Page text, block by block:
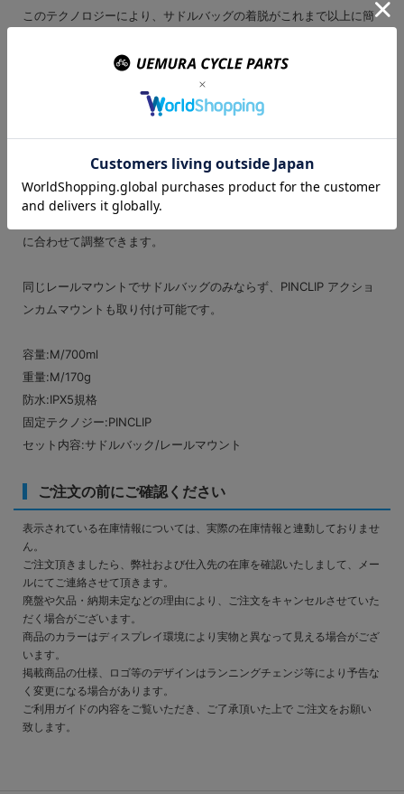
このテクノロジーにより、サドルバッグの着脱がこれまで以上に簡
実用性を考えられたデザインは、ライドに必要な携帯ツール、スペ
アチューブだけでなく鍵や小さな財布など個人用アイテムも収納で
ングを邪魔しません。
バック自体もFIDLOCK のV-バックル S を使用したロールトップク
ロージャーにより、簡単に確実に閉じることができ、バッグの中身
に合わせて調整できます。
同じレールマウントでサドルバッグのみならず、PINCLIP アクショ
ンカムマウントも取り付け可能です。
容量:M/700ml
重量:M/170g
防水:IPX5規格
固定テクノジー:PINCLIP
セット内容:サドルバック/レールマウント
ご注文の前にご確認ください
表示されている在庫情報については、実際の在庫情報と連動しておりませ
ん。
ご注文頂きましたら、弊社および仕入先の在庫を確認いたしまして、メー
ルにてご連絡させて頂きます。
廃盤や欠品・納期未定などの理由により、ご注文をキャンセルさせていた
だく場合がございます。
商品のカラーはディスプレイ環境により実物と異なって見える場合がござ
います。
掲載商品の仕様、ロゴ等のデザインはランニングチェンジ等により予告な
く変更になる場合があります。
ご利用ガイドの内容をご覧いただき、ご了承頂いた上で ご注文をお願い
致します。